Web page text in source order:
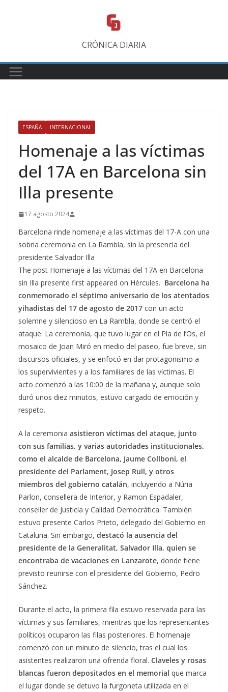
CRÓNICA DIARIA
ESPAÑA INTERNACIONAL
Homenaje a las víctimas
del 17A en Barcelona sin
Illa presente
17 agosto 2024
Barcelona rinde homenaje a las víctimas del 17-A con una
sobria ceremonia en La Rambla, sin la presencia del
presidente Salvador Illa
The post Homenaje a las víctimas del 17A en Barcelona
sin Illa presente first appeared on Hércules. Barcelona ha
conmemorado el séptimo aniversario de los atentados
yihadistas del 17 de agosto de 2017 con un acto
solemne y silencioso en La Rambla, donde se centró el
ataque. La ceremonia, que tuvo lugar en el Pla de l’Os, el
mosaico de Joan Miró en medio del paseo, fue breve, sin
discursos oficiales, y se enfocó en dar protagonismo a
los supervivientes y a los familiares de las víctimas. El
acto comenzó a las 10:00 de la mañana y, aunque solo
duró unos diez minutos, estuvo cargado de emoción y
respeto.
A la ceremonia asistieron víctimas del ataque, junto
con sus familias, y varias autoridades institucionales,
como el alcalde de Barcelona, Jaume Collboni, el
presidente del Parlament, Josep Rull, y otros
miembros del gobierno catalán, incluyendo a Núria
Parlon, consellera de Interior, y Ramon Espadaler,
conseller de Justicia y Calidad Democrática. También
estuvo presente Carlos Prieto, delegado del Gobierno en
Cataluña. Sin embargo, destacó la ausencia del
presidente de la Generalitat, Salvador Illa, quien se
encontraba de vacaciones en Lanzarote, donde tiene
previsto reunirse con el presidente del Gobierno, Pedro
Sánchez.
Durante el acto, la primera fila estuvo reservada para las
víctimas y sus familiares, mientras que los representantes
políticos ocuparon las filas posteriores. El homenaje
comenzó con un minuto de silencio, tras el cual los
asistentes realizaron una ofrenda floral. Claveles y rosas
blancas fueron depositados en el memorial que marca
el lugar donde se detuvo la furgoneta utilizada en el